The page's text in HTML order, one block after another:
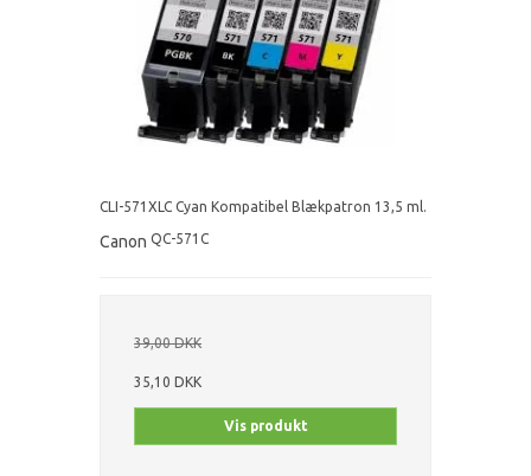
CLI-571XLC Cyan Kompatibel Blækpatron 13,5 ml.
Canon QC-571C
39,00 DKK
35,10 DKK
Vis produkt